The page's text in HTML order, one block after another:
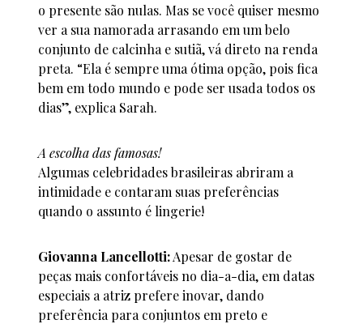
o presente são nulas. Mas se você quiser mesmo
ver a sua namorada arrasando em um belo
conjunto de calcinha e sutiã, vá direto na renda
preta. “Ela é sempre uma ótima opção, pois fica
bem em todo mundo e pode ser usada todos os
dias”, explica Sarah.
A escolha das famosas!
Algumas celebridades brasileiras abriram a
intimidade e contaram suas preferências
quando o assunto é lingerie!
Giovanna Lancellotti:Apesar de gostar de
peças mais confortáveis no dia-a-dia, em datas
especiais a atriz prefere inovar, dando
preferência para conjuntos em preto e